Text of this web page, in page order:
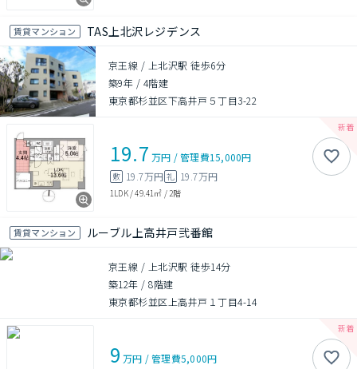
賃貸マンション TAS上北沢レジデンス
京王線 / 上北沢駅 徒歩6分
築9年 / 4階建
東京都杉並区下高井戸５丁目3-22
19.7 万円 /管理費15,000円
敷 19.7万円 礼 19.7万円
1LDK/49.41㎡ / 2階
賃貸マンション ルーブル上高井戸弐番館
京王線 / 上北沢駅 徒歩14分
築12年 /8階建
東京都杉並区上高井戸１丁目4-14
9 万円 /管理費5,000円